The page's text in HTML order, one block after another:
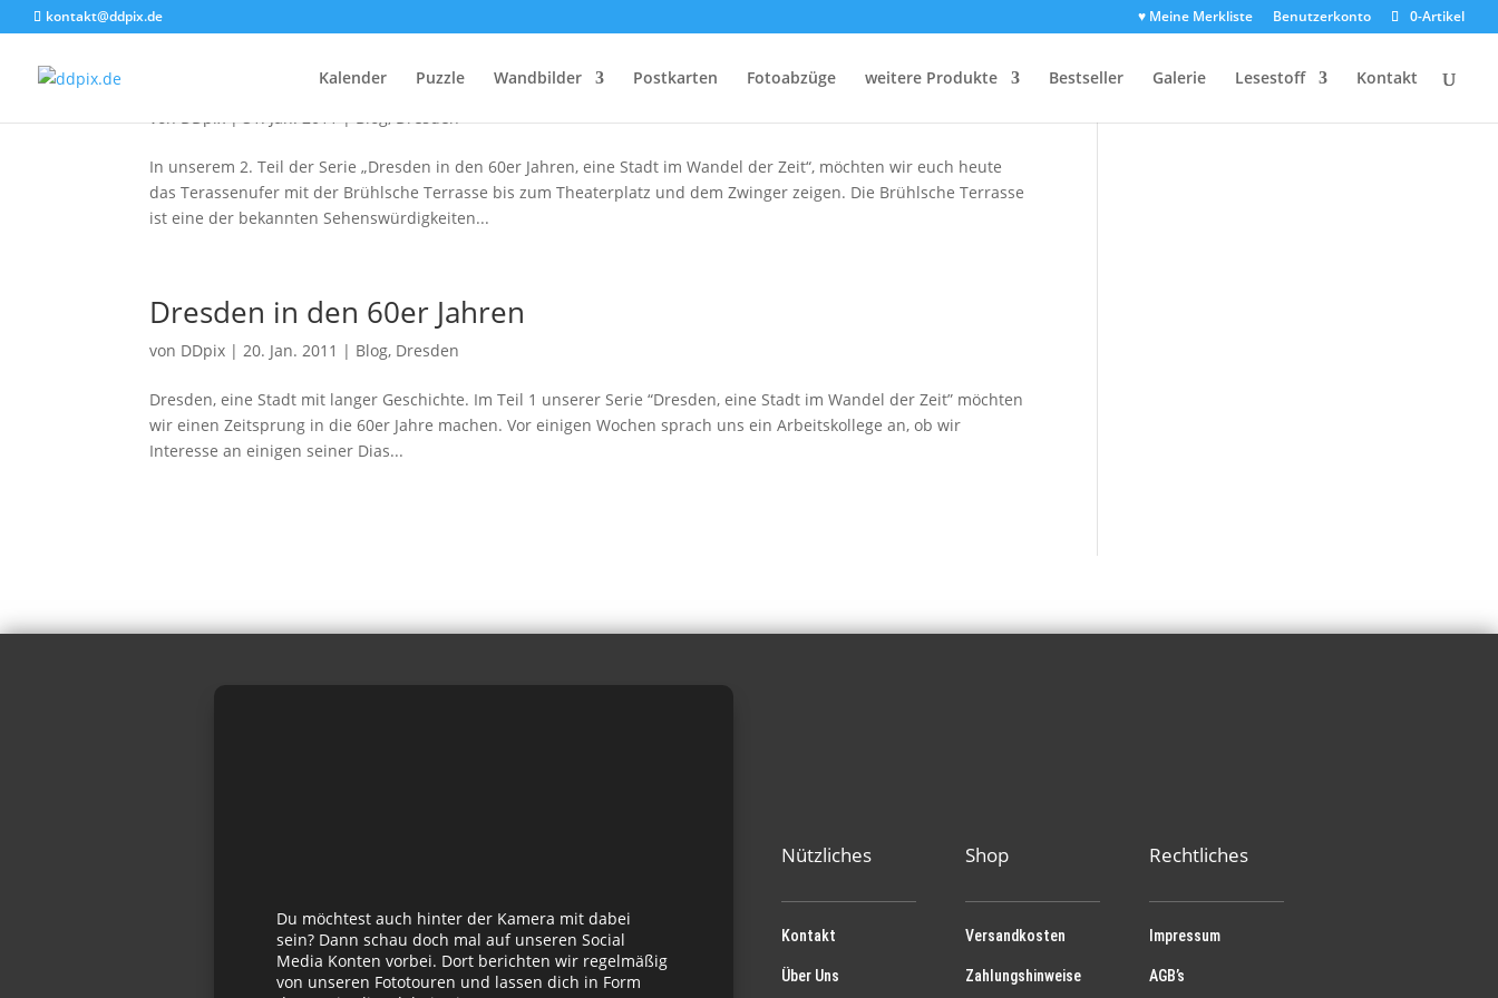
kontakt@ddpix.de ♥ Meine Merkliste Benutzerkonto 0-Artikel
Kalender Puzzle Wandbilder Postkarten Fotoabzüge weitere Produkte Bestseller Galerie Lesestoff Kontakt
Dresden in den 60er Jahren
vonDDpix|31. Jan. 2011|Blog,Dresden
In unserem 2. Teil der Serie „Dresden in den 60er Jahren, eine Stadt im Wandel der Zeit“, möchten wir euch heute
das Terassenufer mit der Brühlsche Terrasse bis zum Theaterplatz und dem Zwinger zeigen. Die Brühlsche Terrasse
ist eine der bekannten Sehenswürdigkeiten...
Dresden in den 60er Jahren
von DDpix |20. Jan. 2011 | Blog, Dresden
Dresden, eine Stadt mit langer Geschichte. Im Teil 1 unserer Serie “Dresden, eine Stadt im Wandel der Zeit” möchten
wir einen Zeitsprung in die 60er Jahre machen. Vor einigen Wochen sprach uns ein Arbeitskollege an, ob wir
Interesse an einigen seiner Dias...
Du möchtest auch hinter der Kamera mit dabei
sein? Dann schau doch mal auf unseren Social
Media Konten vorbei. Dort berichten wir regelmäßig
von unseren Fototouren und lassen dich in Form
Nützliches
Kontakt
Über Uns
Shop
Versandkosten
Zahlungshinweise
Rechtliches
Impressum
AGB’s